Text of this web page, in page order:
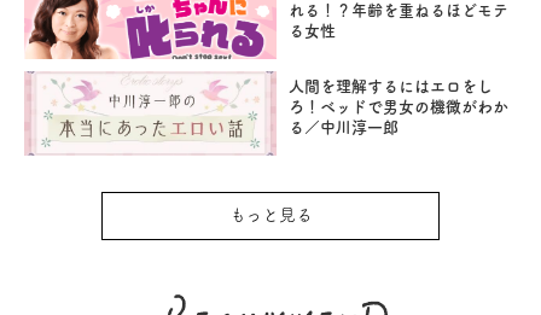
れる！？年齢を重ねるほどモテ
る女性
人間を理解するにはエロをし
ろ！ベッドで男女の機微がわか
る／中川淳一郎
もっと見る